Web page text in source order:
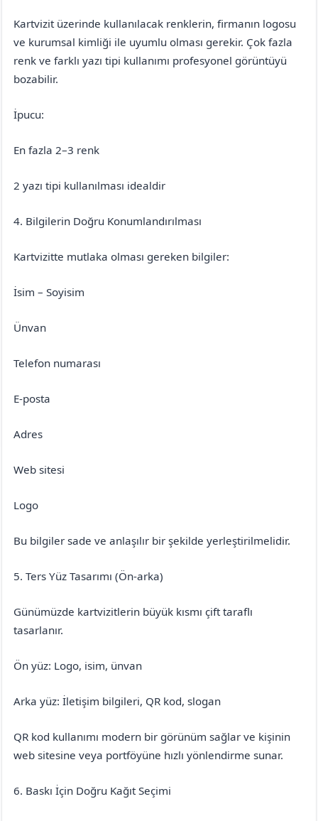
Kartvizit üzerinde kullanılacak renklerin, firmanın logosu
ve kurumsal kimliği ile uyumlu olması gerekir. Çok fazla
renk ve farklı yazı tipi kullanımı profesyonel görüntüyü
bozabilir.
İpucu:
En fazla 2–3 renk
2 yazı tipi kullanılması idealdir
4. Bilgilerin Doğru Konumlandırılması
Kartvizitte mutlaka olması gereken bilgiler:
İsim – Soyisim
Ünvan
Telefon numarası
E-posta
Adres
Web sitesi
Logo
Bu bilgiler sade ve anlaşılır bir şekilde yerleştirilmelidir.
5. Ters Yüz Tasarımı (Ön-arka)
Günümüzde kartvizitlerin büyük kısmı çift taraflı
tasarlanır.
Ön yüz: Logo, isim, ünvan
Arka yüz: İletişim bilgileri, QR kod, slogan
QR kod kullanımı modern bir görünüm sağlar ve kişinin
web sitesine veya portföyüne hızlı yönlendirme sunar.
6. Baskı İçin Doğru Kağıt Seçimi